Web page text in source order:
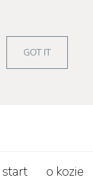
start o kozie
GOT IT